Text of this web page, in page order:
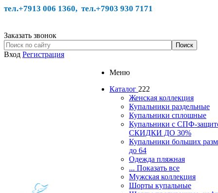
тел.+7913 006 1360, тел.+7903 930 7171
Заказать звонок
Вход Регистрация
Меню
Каталог 222
Женская коллекция
Купальники раздельные
Купальники сплошные
Купальники с СПФ-
СКИДКИ ДО 30%
Купальники больших
до 64
Одежда пляжная
... Показать все
Мужская коллекция
Шорты купальные